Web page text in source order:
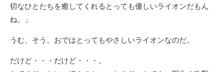
切なひとたちを癒してくれるとっても優しいライオンだもん
ね。」
うむ、そう。おではとってもやさしいライオンなのだ。
だけど・・・だけど・・・。